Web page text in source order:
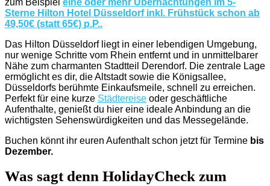
zum Beispiel eine oder mehr Übernachtungen im 5-
Sterne Hilton Hotel Düsseldorf inkl. Frühstück schon ab
49,50€ (statt 65€) p.P..
Das Hilton Düsseldorf liegt in einer lebendigen Umgebung,
nur wenige Schritte vom Rhein entfernt und in unmittelbarer
Nähe zum charmanten Stadtteil Derendorf. Die zentrale Lage
ermöglicht es dir, die Altstadt sowie die Königsallee,
Düsseldorfs berühmte Einkaufsmeile, schnell zu erreichen.
Perfekt für eine kurze Städtereise oder geschäftliche
Aufenthalte, genießt du hier eine ideale Anbindung an die
wichtigsten Sehenswürdigkeiten und das Messegelände.
Buchen könnt ihr euren Aufenthalt schon jetzt für Termine bis
Dezember.
Was sagt denn HolidayCheck zum